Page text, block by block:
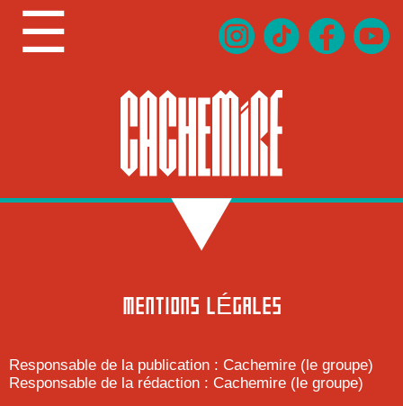
☰
MENTIONS LÉGALES
Responsable de la publication : Cachemire (le groupe)
Responsable de la rédaction : Cachemire (le groupe)